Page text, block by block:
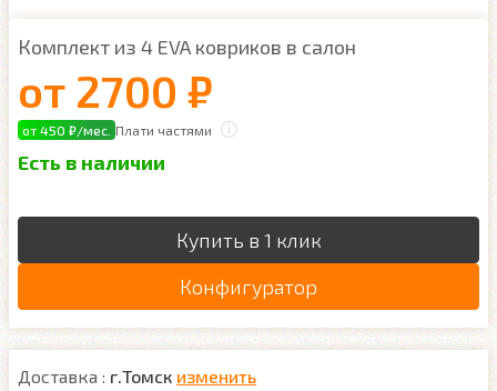
Комплект из 4 EVA ковриков в салон
от 2700 ₽
от 450 ₽/мес. Плати частями
Есть в наличии
Купить в 1 клик
Конфигуратор
Доставка : г.Томск изменить